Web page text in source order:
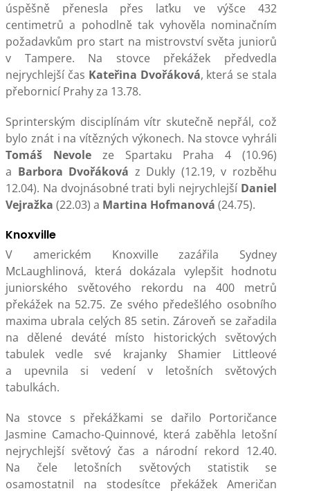
úspěšně přenesla přes laťku ve výšce 432
centimetrů a pohodlně tak vyhověla nominačním
požadavkům pro start na mistrovství světa juniorů
v Tampere. Na stovce překážek předvedla
nejrychlejší čas Kateřina Dvořáková, která se stala
přebornicí Prahy za 13.78.
Sprinterským disciplínám vítr skutečně nepřál, což
bylo znát i na vítězných výkonech. Na stovce vyhráli
Tomáš Nevoleze Spartaku Praha 4 (10.96)
a Barbora Dvořáková z Dukly (12.19, v rozběhu
12.04). Na dvojnásobné trati byli nejrychlejší Daniel
Vejražka (22.03) a Martina Hofmanová (24.75).
Knoxville
V americkém Knoxville zazářila Sydney
McLaughlinová, která dokázala vylepšit hodnotu
juniorského světového rekordu na 400 metrů
překážek na 52.75. Ze svého předešlého osobního
maxima ubrala celých 85 setin. Zároveň se zařadila
na dělené deváté místo historických světových
tabulek vedle své krajanky Shamier Littleové
a upevnila si vedení v letošních světových
tabulkách.
Na stovce s překážkami se dařilo Portoričance
Jasmine Camacho-Quinnové, která zaběhla letošní
nejrychlejší světový čas a národní rekord 12.40.
Na čele letošních světových statistik se
osamostatnil na stodesítce překážek Američan